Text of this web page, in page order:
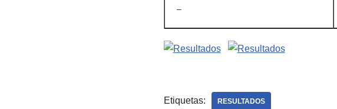
–
Etiquetas: RESULTADOS